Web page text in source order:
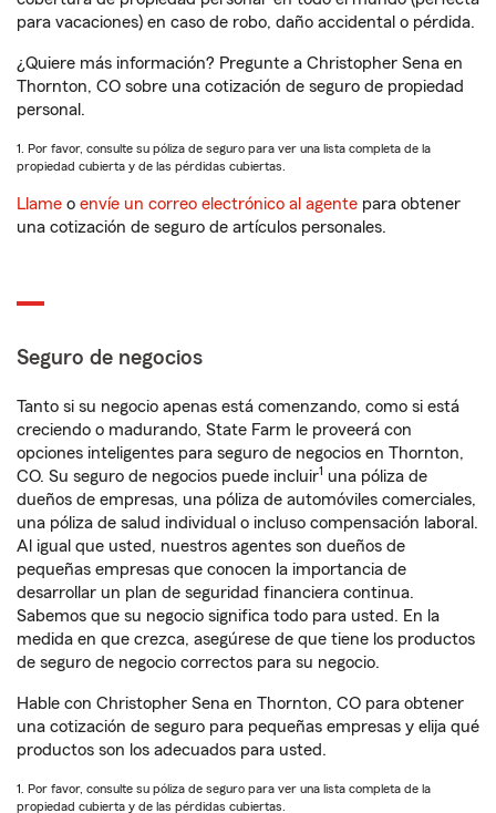
para vacaciones) en caso de robo, daño accidental o pérdida.
¿Quiere más información? Pregunte a Christopher Sena en
Thornton, CO sobre una cotización de seguro de propiedad
personal.
1. Por favor, consulte su póliza de seguro para ver una lista completa de la
propiedad cubierta y de las pérdidas cubiertas.
Llame o envíe un correo electrónico al agente para obtener
una cotización de seguro de artículos personales.
Seguro de negocios
Tanto si su negocio apenas está comenzando, como si está
creciendo o madurando, State Farm le proveerá con
opciones inteligentes para seguro de negocios en Thornton,
CO. Su seguro de negocios puede incluir1 una póliza de
dueños de empresas, una póliza de automóviles comerciales,
una póliza de salud individual o incluso compensación laboral.
Al igual que usted, nuestros agentes son dueños de
pequeñas empresas que conocen la importancia de
desarrollar un plan de seguridad financiera continua.
Sabemos que su negocio significa todo para usted. En la
medida en que crezca, asegúrese de que tiene los productos
de seguro de negocio correctos para su negocio.
Hable con Christopher Sena en Thornton, CO para obtener
una cotización de seguro para pequeñas empresas y elija qué
productos son los adecuados para usted.
1. Por favor, consulte su póliza de seguro para ver una lista completa de la
propiedad cubierta y de las pérdidas cubiertas.